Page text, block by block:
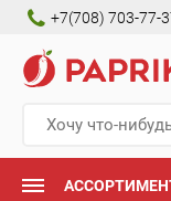
+7(708) 703-77-